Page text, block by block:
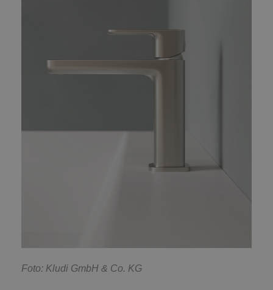
Foto: Kludi GmbH & Co. KG